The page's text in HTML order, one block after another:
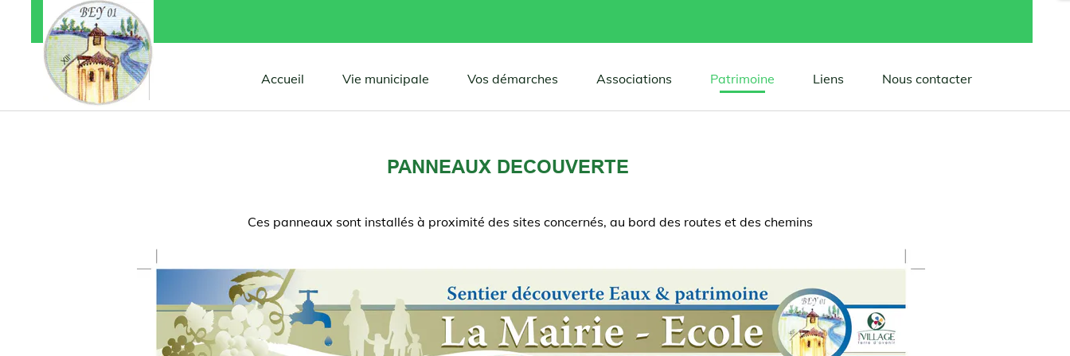
Accueil Vie municipale Vos démarches Associations Patrimoine Liens Nous contacter
PANNEAUX DECOUVERTE
Ces panneaux sont installés à proximité des sites concernés, au bord des routes et des chemins